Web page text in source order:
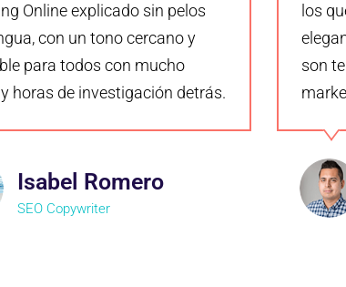
Online explicado sin pelos
con un tono cercano y
para todos con mucho
horas de investigación detrás.
Isabel Romero
SEO Copywriter
los
son